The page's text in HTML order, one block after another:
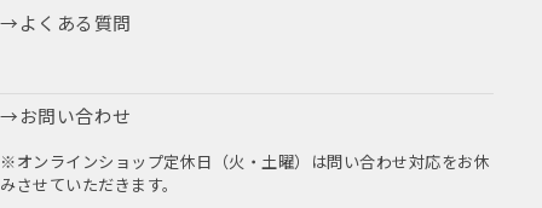
よくある質問
お問い合わせ
※オンラインショップ定休日（火・土曜）は問い合わせ対応をお休
みさせていただきます。